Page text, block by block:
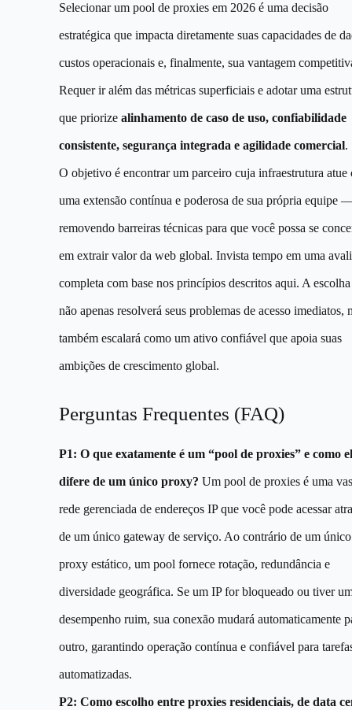
Selecionar um pool de proxies em 2026 é uma decisão
estratégica que impacta diretamente suas capacidades de
custos operacionais e, finalmente, sua vantagem
Requer ir além das métricas superficiais e adotar uma
que priorize alinhamento de caso de uso, confiabilidade
consistente, segurança integrada e agilidade comercial.
O objetivo é encontrar um parceiro cuja infraestrutura atue
uma extensão contínua e poderosa de sua própria equipe
removendo barreiras técnicas para que você possa se
em extrair valor da web global. Invista tempo em uma
completa com base nos princípios descritos aqui. A
não apenas resolverá seus problemas de acesso imediatos,
também escalará como um ativo confiável que apoia suas
ambições de crescimento global.
Perguntas Frequentes (FAQ)
P1: O que exatamente é um “pool de proxies” e como
difere de um único proxy? Um pool de proxies é uma
rede gerenciada de endereços IP que você pode acessar
de um único gateway de serviço. Ao contrário de um único
proxy estático, um pool fornece rotação, redundância e
diversidade geográfica. Se um IP for bloqueado ou tiver
desempenho ruim, sua conexão mudará automaticamente
outro, garantindo operação contínua e confiável para
automatizadas.
P2: Como escolho entre proxies residenciais, de data